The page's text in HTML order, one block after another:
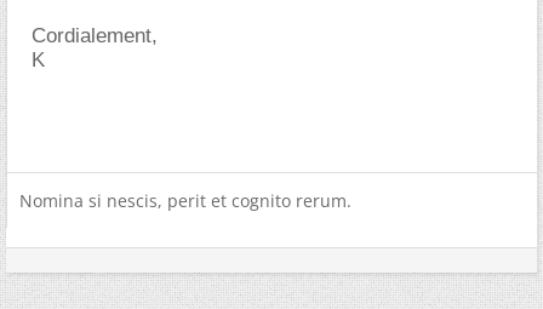
Cordialement,
K
Nomina si nescis, perit et cognito rerum.